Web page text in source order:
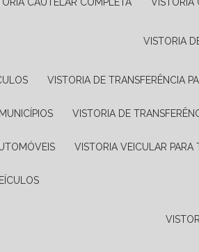
VISTORIA
VISTORIA DE TRANSFERÊNCIA
VISTORIA DE
VISTORIA VEICULAR